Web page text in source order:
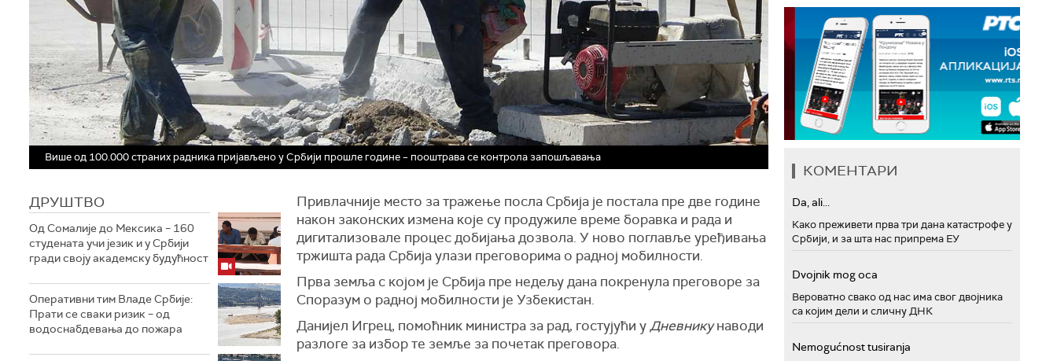
Више од 100.000 страних радника пријављено у Србији прошле године – пооштрава се контрола запошљавања
ДРУШТВО
Од Сомалије до Мексика – 160
студената учи језик и у Србији
гради своју академску будућност
Оперативни тим Владе Србије:
Прати се сваки ризик – од
водоснабдевања до пожара
Привлачније место за тражење посла Србија је постала пре две године
након законских измена које су продужиле време боравка и рада и
дигитализовале процес добијања дозвола. У ново поглавље уређивања
тржишта рада Србија улази преговорима о радној мобилности.
Прва земља с којом је Србија пре недељу дана покренула преговоре за
Споразум о радној мобилности је Узбекистан.
Данијел Игрец, помоћник министра за рад, гостујући уДневникунаводи
разлоге за избор те земље за почетак преговора.
КОМЕНТАРИ
Da, ali...
Како преживети прва три дана катастрофе у
Србији, и за шта нас припрема ЕУ
Dvojnik mog oca
Вероватно свако од нас има свог двојника
са којим дели и сличну ДНК
Nemogućnost tusiranja